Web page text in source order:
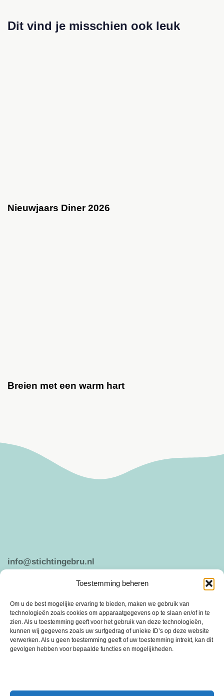
Toestemming beheren
Om u de best mogelijke ervaring te bieden, maken we gebruik van
technologieën zoals cookies om apparaatgegevens op te slaan en/of in te
zien. Als u toestemming geeft voor het gebruik van deze technologieën,
kunnen wij gegevens zoals uw surfgedrag of unieke ID’s op deze website
verwerken. Als u geen toestemming geeft of uw toestemming intrekt, kan dit
gevolgen hebben voor bepaalde functies en mogelijkheden.
Dit vind je misschien ook leuk
Nieuwjaars Diner 2026
Breien met een warm hart
info@stichtingebru.nl
ANBI PRIVACY VERKLARING
behoefte om sociale cohesie en saamhorigheid te bevorderen.